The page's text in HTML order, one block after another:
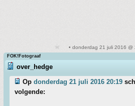
• donderdag 21 juli 2016 @
FOK!Fotograaf
over_hedge
Op donderdag 21 juli 2016 20:19
volgende: